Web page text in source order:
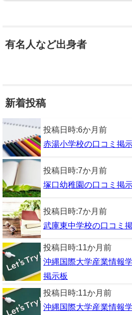
有名人など出身者
新着投稿
投稿日時:6か月前
赤湯小学校の口コミ掲
投稿日時:7か月前
塚口幼稚園の口コミ掲
投稿日時:7か月前
武庫東中学校の口コミ
投稿日時:11か月前
沖縄国際大学産業情報
掲示板
投稿日時:11か月前
沖縄国際大学産業情報